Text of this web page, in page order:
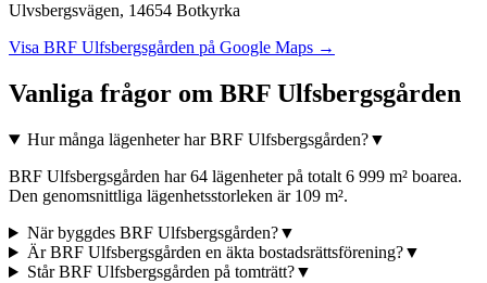
Ulvsbergsvägen, 14654 Botkyrka
Visa BRF Ulfsbergsgården på Google Maps →
Vanliga frågor om BRF Ulfsbergsgården
Hur många lägenheter har BRF Ulfsbergsgården?▼
BRF Ulfsbergsgården har 64 lägenheter på totalt 6 999 m² boarea.
Den genomsnittliga lägenhetsstorleken är 109 m².
När byggdes BRF Ulfsbergsgården?▼
Är BRF Ulfsbergsgården en äkta bostadsrättsförening?▼
Står BRF Ulfsbergsgården på tomträtt?▼